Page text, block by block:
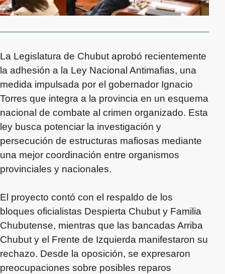
La Legislatura de Chubut aprobó recientemente
la adhesión a la Ley Nacional Antimafias, una
medida impulsada por el gobernador Ignacio
Torres que integra a la provincia en un esquema
nacional de combate al crimen organizado. Esta
ley busca potenciar la investigación y
persecución de estructuras mafiosas mediante
una mejor coordinación entre organismos
provinciales y nacionales.
El proyecto contó con el respaldo de los
bloques oficialistas Despierta Chubut y Familia
Chubutense, mientras que las bancadas Arriba
Chubut y el Frente de Izquierda manifestaron su
rechazo. Desde la oposición, se expresaron
preocupaciones sobre posibles reparos